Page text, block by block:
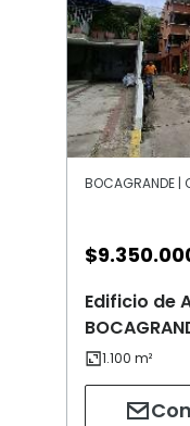
$
Edificio de